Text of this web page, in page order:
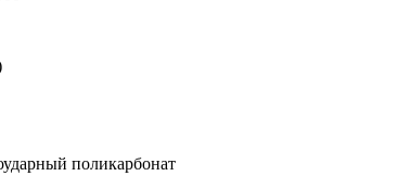
поликарбонат